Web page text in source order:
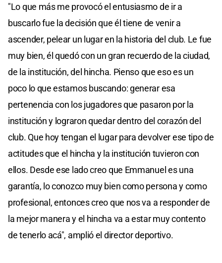
"Lo que más me provocó el entusiasmo de ir a
buscarlo fue la decisión que él tiene de venir a
ascender, pelear un lugar en la historia del club. Le fue
muy bien, él quedó con un gran recuerdo de la ciudad,
de la institución, del hincha. Pienso que eso es un
poco lo que estamos buscando: generar esa
pertenencia con los jugadores que pasaron por la
institución y lograron quedar dentro del corazón del
club. Que hoy tengan el lugar para devolver ese tipo de
actitudes que el hincha y la institución tuvieron con
ellos. Desde ese lado creo que Emmanuel es una
garantía, lo conozco muy bien como persona y como
profesional, entonces creo que nos va a responder de
la mejor manera y el hincha va a estar muy contento
de tenerlo acá", amplió el director deportivo.